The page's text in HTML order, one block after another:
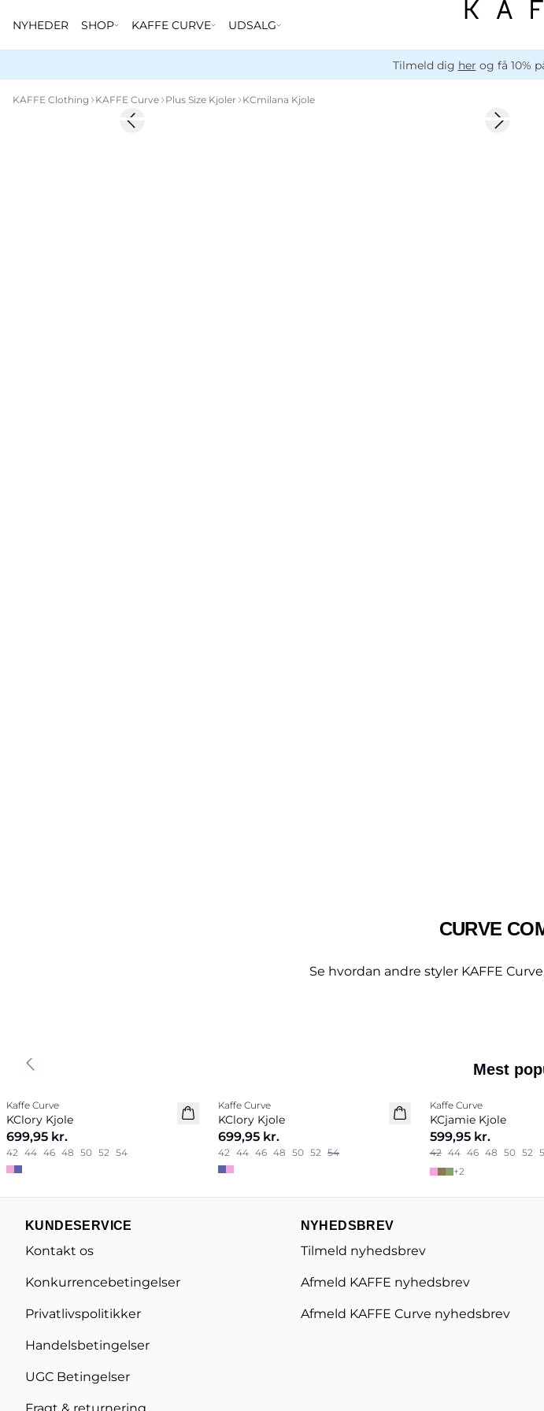
NYHEDER SHOP KAFFE CURVE UDSALG
Tilmeld dig her og få 10%
KAFFE Clothing KAFFE Curve Plus Size Kjoler KCmilana Kjole
Previous slide Next
CURVE
Se hvordan andre styler KAFFE
Mest
Nyhed
Kaffe Curve
KClory Kjole
699,95 kr.
42 44 46 48 50 52 54
Nyhed
Kaffe Curve
KClory Kjole
699,95 kr.
42 44 46 48 50 52 54
Nyhed
Kaffe Curve
KCjamie Kjole
599,95 kr.
42 44 46 48 50 52
+2
Previous slide
KUNDESERVICE
Kontakt os
Konkurrencebetingelser
Privatlivspolitikker
Handelsbetingelser
UGC Betingelser
NYHEDSBREV
Tilmeld nyhedsbrev
Afmeld KAFFE nyhedsbrev
Afmeld KAFFE Curve nyhedsbrev